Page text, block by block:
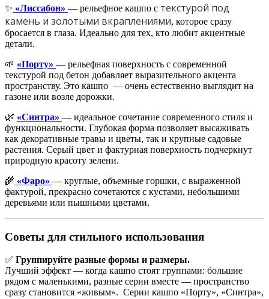
✨ «Лиссабон» — рельефное кашпо с текстурой под
камень и золотыми вкраплениями, которое сразу
бросается в глаза. Идеально для тех, кто любит акцентные
детали.
🌱 «Порту» — рельефная поверхность с современной
текстурой под бетон добавляет выразительного акцента
пространству. Это кашпо — очень естественно выглядит на
газоне или возле дорожки.
🌿 «Синтра» — идеальное сочетание современного стиля и
функциональности. Глубокая форма позволяет высаживать
как декоративные травы и цветы, так и крупные садовые
растения. Серый цвет и фактурная поверхность подчеркнут
природную красоту зелени.
🌾 «Фаро» — круглые, объемные горшки, с выраженной
фактурой, прекрасно сочетаются с кустами, небольшими
деревьями или пышными цветами.
Советы для стильного использования
✅ Группируйте разные формы и размеры.
Лучший эффект — когда кашпо стоят группами: большие
рядом с маленькими, разные серии вместе — пространство
сразу становится «живым». Серии кашпо «Порту», «Синтра»,